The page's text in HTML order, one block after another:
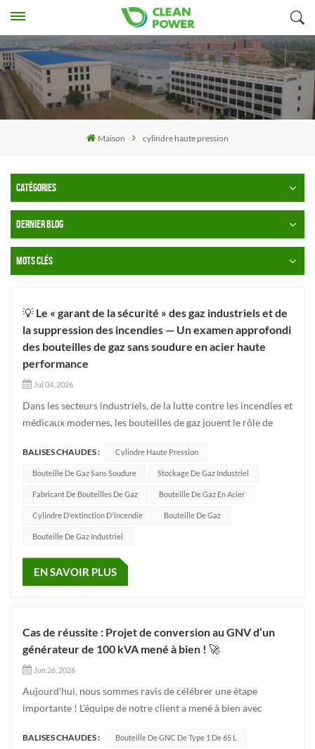
Maison cylindre haute pression
CATÉGORIES
DERNIER BLOG
MOTS CLÉS
💡 Le « garant de la sécurité » des gaz industriels et de
la suppression des incendies — Un examen approfondi
des bouteilles de gaz sans soudure en acier haute
performance
Jul 04, 2026
Dans les secteurs industriels, de la lutte contre les incendies et
médicaux modernes, les bouteilles de gaz jouent le rôle de
nous sur un produit haut de gamme. Bouteille de gaz en acier
sans soudure Fabriqué dans le strict respect des no...
BALISES CHAUDES : Cylindre Haute Pression
Bouteille De Gaz Sans Soudure Stockage De Gaz Industriel
Fabricant De Bouteilles De Gaz Bouteille De Gaz En Acier
Cylindre D'extinction D'incendie Bouteille De Gaz
Bouteille De Gaz Industriel
EN SAVOIR PLUS
Cas de réussite : Projet de conversion au GNV d’un
générateur de 100 kVA mené à bien ! 🚀
Jun 26, 2026
Aujourd'hui, nous sommes ravis de célébrer une étape
importante ! L'équipe de notre client a mené à bien avec
(gaz naturel comprimé) pour un générateur de 100 kVAPour
BALISES CHAUDES : Bouteille De GNC De Type 1 De 65 L